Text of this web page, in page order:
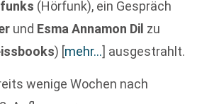
(Hörfunk), ein Gespräch
und Esma Annamon Dil zu
) [mehr…] ausgestrahlt.
wenige Wochen nach